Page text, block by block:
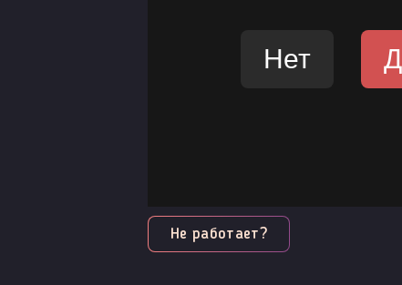
Не работает?